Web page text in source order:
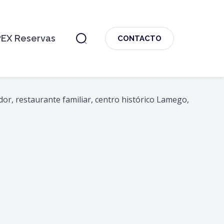
Reservas CONTACTO